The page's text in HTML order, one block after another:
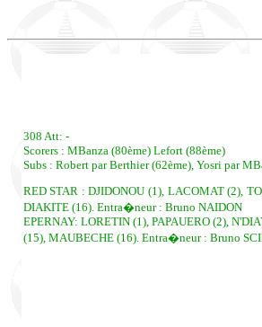
308 Att: -
Scorers : MBanza (80ème) Lefort (88ème)
Subs : Robert par Berthier (62ème), Yosri par
RED STAR : DJIDONOU (1), LACOMAT (2),
DIAKITE (16). Entra�neur : Bruno NAIDON
EPERNAY: LORETIN (1), PAPAUERO (2),
(15), MAUBECHE (16). Entra�neur : Bruno